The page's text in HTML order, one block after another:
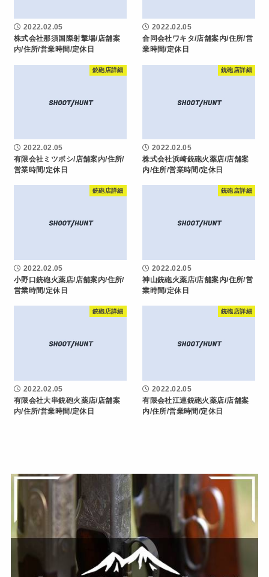
2022.02.05
株式会社那須国際射撃場/店舗案
内/住所/営業時間/定休日
2022.02.05
合同会社ワキタ/店舗案内/住所/営
業時間/定休日
銃砲店詳細
2022.02.05
有限会社ミツボシ/店舗案内/住所/
営業時間/定休日
銃砲店詳細
2022.02.05
株式会社浜崎銃砲火薬店/店舗案
内/住所/営業時間/定休日
銃砲店詳細
2022.02.05
小野口銃砲火薬店/店舗案内/住所/
営業時間/定休日
銃砲店詳細
2022.02.05
神山銃砲火薬店/店舗案内/住所/営
業時間/定休日
銃砲店詳細
2022.02.05
有限会社大串銃砲火薬店/店舗案
内/住所/営業時間/定休日
銃砲店詳細
2022.02.05
有限会社江連銃砲火薬店/店舗案
内/住所/営業時間/定休日